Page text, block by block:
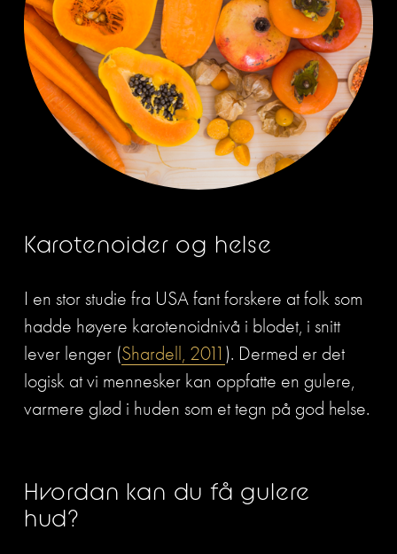
Karotenoider og helse
I en stor studie fra USA fant forskere at folk som
hadde høyere karotenoidnivå i blodet, i snitt
lever lenger (Shardell, 2011 ). Dermed er det
logisk at vi mennesker kan oppfatte en gulere,
varmere glød i huden som et tegn på god helse.
Hvordan kan du få gulere
hud?